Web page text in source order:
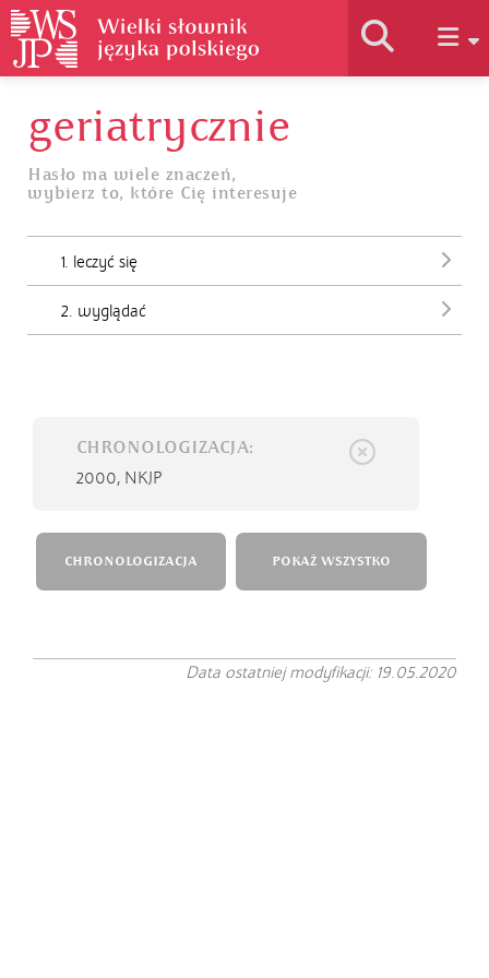
Historia słownika
Jak korzystać
geriatrycznie
Hasło ma wiele znaczeń,
wybierz to, które Cię interesuje
1. leczyć się
2. wyglądać
CHRONOLOGIZACJA:
2000, NKJP
CHRONOLOGIZACJA POKAŻ WSZYSTKO
Data ostatniej modyfikacji: 19.05.2020